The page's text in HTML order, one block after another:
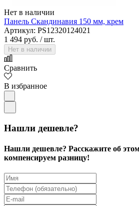
Нет в наличии
Панель Скандинавия 150 мм, крем
Артикул: PS12320124021
1 494 руб. / шт.
Нет в наличии
Сравнить
В избранное
Нашли дешевле?
Нашли дешевле? Расскажите об
компенсируем разницу!